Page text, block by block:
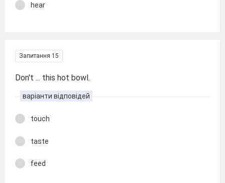
hear
Запитання 15
Don't ... this hot bowl.
варіанти відповідей
touch
taste
feed